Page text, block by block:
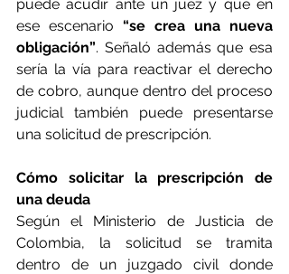
puede acudir ante un juez y que en
ese escenario “se crea una nueva
obligación”. Señaló además que esa
sería la vía para reactivar el derecho
de cobro, aunque dentro del proceso
judicial también puede presentarse
una solicitud de prescripción.
Cómo solicitar la prescripción de
una deuda
Según el Ministerio de Justicia de
Colombia, la solicitud se tramita
dentro de un juzgado civil donde